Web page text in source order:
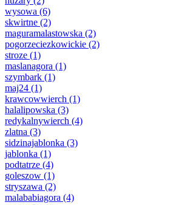
wysowa (6)
skwirtne (2)
maguramalastowska (2)
pogorzeciezkowickie (2)
stroze (1)
maslanagora (1)
szymbark (1)
maj24 (1)
krawcowwierch (1)
halalipowska (3)
redykalnywierch (4)
zlatna (3)
sidzinajablonka (3)
jablonka (1)
podtatrze (4)
goleszow (1)
stryszawa (2)
malababiagora (4)